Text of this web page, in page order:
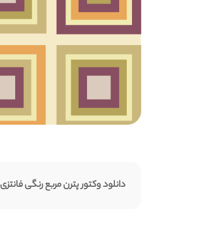
دانلود وکتور پترن مربع رنگی فانتزی